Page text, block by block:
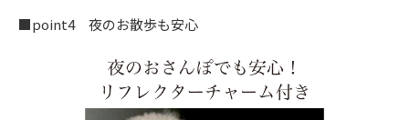
■point4 夜のお散歩も安心